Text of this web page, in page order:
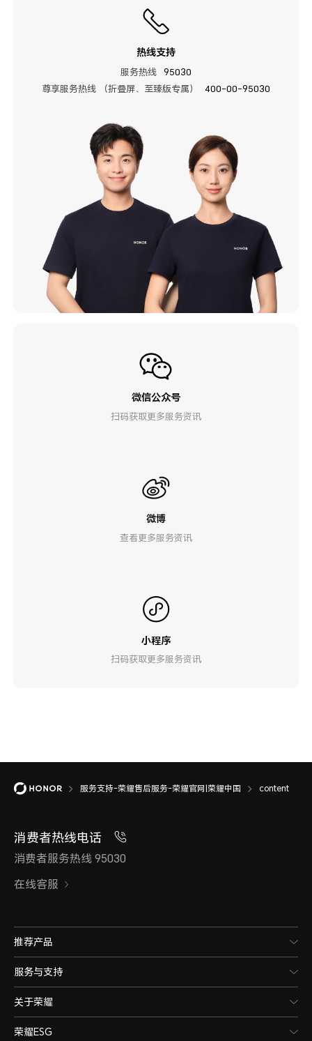
热线支持
服务热线
95030
尊享服务热线 （折叠屏、至臻版专属）
400-00-95030
微信公众号
扫码获取更多服务资讯
微博
查看更多服务资讯
小程序
扫码获取更多服务资讯
服务支持-荣耀售后服务-荣耀官网|荣耀中国 content
消费者热线电话
消费者服务热线 95030
在线客服
推荐产品
服务与支持
关于荣耀
荣耀ESG